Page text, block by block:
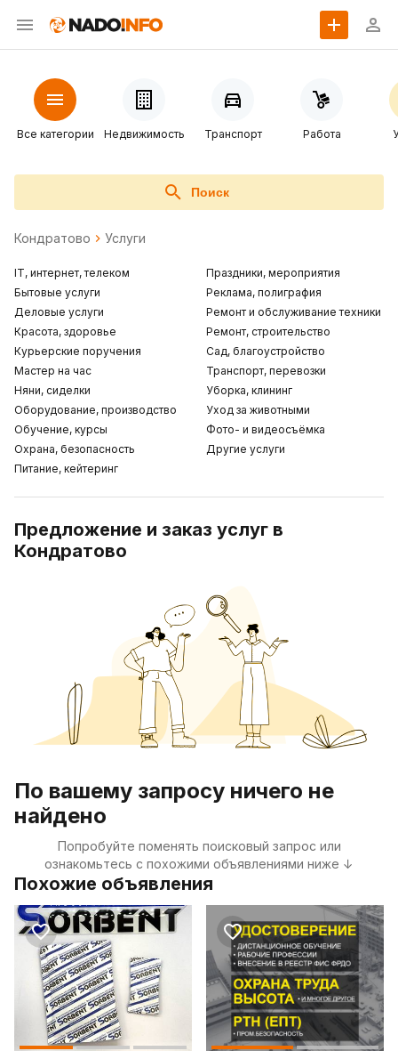
Все категории Недвижимость Транспорт Работа
Поиск
Кондратово Услуги
IT, интернет, телеком
Бытовые услуги
Деловые услуги
Красота, здоровье
Курьерские поручения
Мастер на час
Няни, сиделки
Оборудование, производство
Обучение, курсы
Охрана, безопасность
Питание, кейтеринг
Праздники, мероприятия
Реклама, полиграфия
Ремонт и обслуживание техники
Ремонт, строительство
Сад, благоустройство
Транспорт, перевозки
Уборка, клининг
Уход за животными
Фото- и видеосъёмка
Другие услуги
Предложение и заказ услуг в
Кондратово
По вашему запросу ничего не
найдено
Попробуйте поменять поисковый запрос или
ознакомьтесь с похожими объявлениями ниже ↓
Похожие объявления